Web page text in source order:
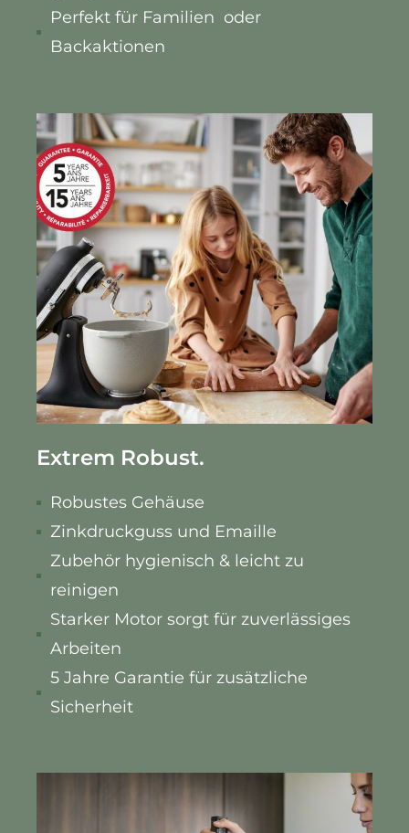
Perfekt für Familien oder
Backaktionen
Extrem Robust.
Robustes Gehäuse
Zinkdruckguss und Emaille
Zubehör hygienisch & leicht zu
reinigen
Starker Motor sorgt für zuverlässiges
Arbeiten
5 Jahre Garantie für zusätzliche
Sicherheit